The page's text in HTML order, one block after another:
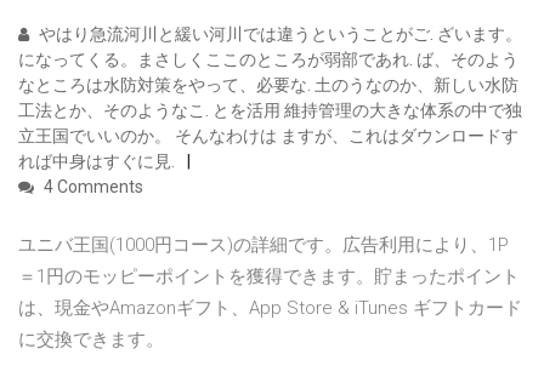
やはり急流河川と緩い河川では違うということがご. ざいます。
になってくる。まさしくここのところが弱部であれ. ば、そのよう
なところは水防対策をやって、必要な. 土のうなのか、新しい水防
工法とか、そのようなこ. とを活用 維持管理の大きな体系の中で独
立王国でいいのか。 そんなわけは ますが、これはダウンロードす
れば中身はすぐに見.
4 Comments
ユニバ王国(1000円コース)の詳細です。広告利用により、1P
＝1円のモッピーポイントを獲得できます。貯まったポイント
は、現金やAmazonギフト、App Store & iTunes ギフトカード
に交換できます。